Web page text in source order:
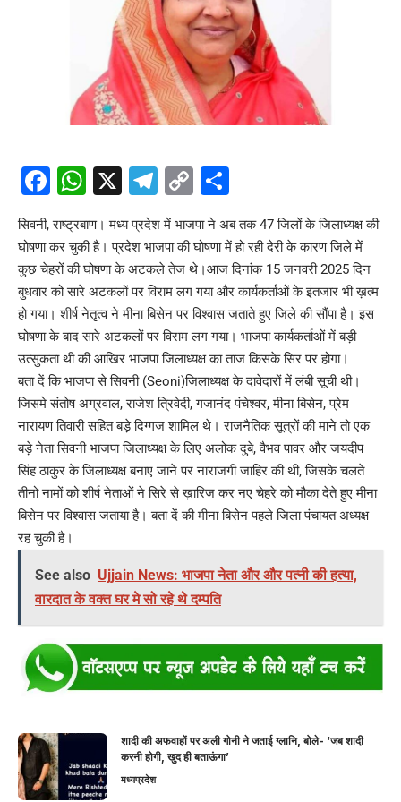
Facebook
WhatsApp
X Telegram
Copy
Link
सिवनी, राष्ट्रबाण। मध्य प्रदेश में भाजपा ने अब तक 47 जिलों के जिलाध्यक्ष की
घोषणा कर चुकी है। प्रदेश भाजपा की घोषणा में हो रही देरी के कारण जिले में
कुछ चेहरों की घोषणा के अटकले तेज थे।आज दिनांक 15 जनवरी 2025 दिन
बुधवार को सारे अटकलों पर विराम लग गया और कार्यकर्ताओं के इंतजार भी ख़त्म
हो गया। शीर्ष नेतृत्व ने मीना बिसेन पर विश्वास जताते हुए जिले की सौंपा है। इस
घोषणा के बाद सारे अटकलों पर विराम लग गया। भाजपा कार्यकर्ताओं में बड़ी
उत्सुकता थी की आखिर भाजपा जिलाध्यक्ष का ताज किसके सिर पर होगा।
बता दें कि भाजपा से सिवनी (Seoni)जिलाध्यक्ष के दावेदारों में लंबी सूची थी।
जिसमे संतोष अग्रवाल, राजेश त्रिवेदी, गजानंद पंचेश्वर, मीना बिसेन, प्रेम
नारायण तिवारी सहित बड़े दिग्गज शामिल थे। राजनैतिक सूत्रों की माने तो एक
बड़े नेता सिवनी भाजपा जिलाध्यक्ष के लिए अलोक दुबे, वैभव पावर और जयदीप
सिंह ठाकुर के जिलाध्यक्ष बनाए जाने पर नाराजगी जाहिर की थी, जिसके चलते
तीनो नामों को शीर्ष नेताओं ने सिरे से ख़ारिज कर नए चेहरे को मौका देते हुए मीना
बिसेन पर विश्वास जताया है। बता दें की मीना बिसेन पहले जिला पंचायत अध्यक्ष
रह चुकी है।
See also Ujjain News: भाजपा नेता और और पत्नी की हत्या,
वारदात के वक्त घर मे सो रहे थे दम्पति
शादी की अफवाहों पर अली गोनी ने जताई ग्लानि, बोले- ‘जब शादी
करनी होगी, खुद ही बताऊंगा’
मध्यप्रदेश